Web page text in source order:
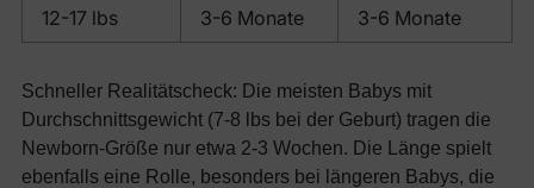
12-17 lbs 3-6 Monate 3-6 Monate
Schneller Realitätscheck: Die meisten Babys mit
Durchschnittsgewicht (7-8 lbs bei der Geburt) tragen die
Newborn-Größe nur etwa 2-3 Wochen. Die Länge spielt
ebenfalls eine Rolle, besonders bei längeren Babys, die